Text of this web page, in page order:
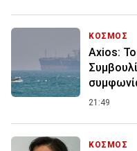
ΚΟΣΜΟΣ
Axios: Το
21:49
ΚΟΣΜΟΣ